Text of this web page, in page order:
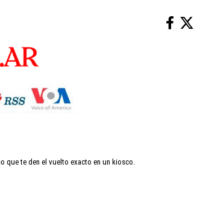
que te den el vuelto exacto en un kiosco.